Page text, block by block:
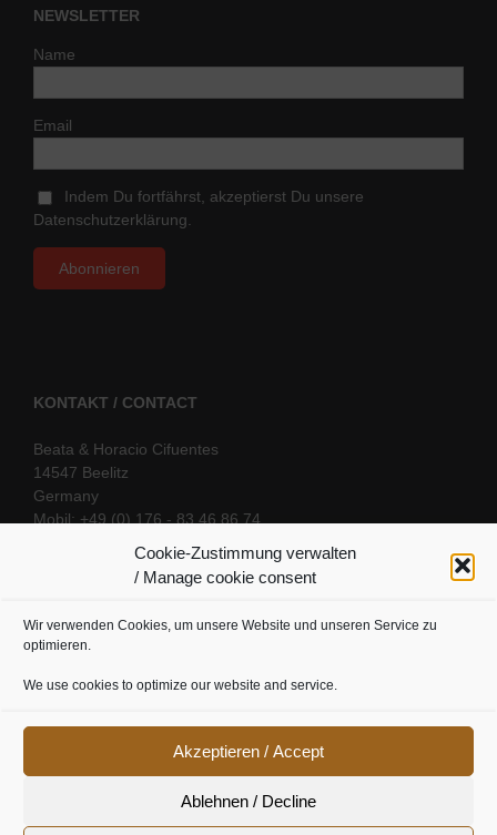
Cookie-Zustimmung verwalten
/ Manage cookie consent
Wir verwenden Cookies, um unsere Website und unseren Service zu
optimieren.
We use cookies to optimize our website and service.
Akzeptieren / Accept
Ablehnen / Decline
NEWSLETTER
Name
Email
Indem Du fortfährst, akzeptierst Du unsere
Datenschutzerklärung.
KONTAKT / CONTACT
Beata & Horacio Cifuentes
14547 Beelitz
Germany
Mobil: +49 (0) 176 - 83 46 86 74
SOCIAL LINKS